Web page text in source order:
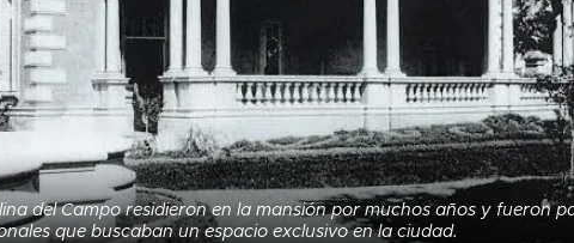
del Campo residieron en la mansión por muchos años y fueron
que buscaban un espacio exclusivo en la ciudad.